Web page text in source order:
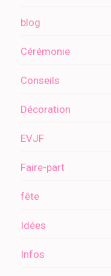
blog
Cérémonie
Conseils
Décoration
EVJF
Faire-part
fête
Idées
Infos